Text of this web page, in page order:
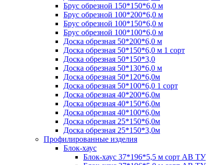
Брус обрезной 150*150*6,0 м
Брус обрезной 100*200*6,0 м
Брус обрезной 100*150*6,0 м
Брус обрезной 100*100*6,0 м
Доска обрезная 50*200*6,0 м
Доска обрезная 50*150*6,0 м 1 сорт
Доска обрезная 50*150*3,0
Доска обрезная 50*130*6,0 м
Доска обрезная 50*120*6,0м
Доска обрезная 50*100*6,0 1 сорт
Доска обрезная 40*200*6,0м
Доска обрезная 40*150*6,0м
Доска обрезная 40*100*6,0м
Доска обрезная 25*150*6,0м
Доска обрезная 25*150*3,0м
Профилированные изделия
Блок-хаус
Блок-хаус 37*196*5,5 м сорт АВ ТУ